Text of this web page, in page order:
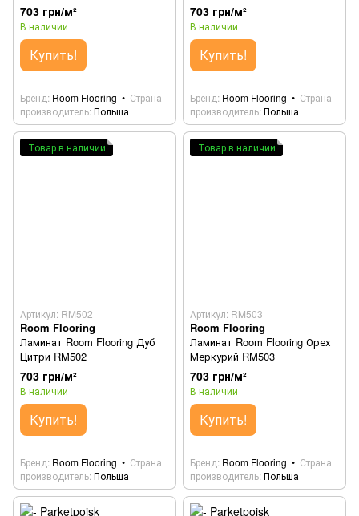
703 грн/м²
В наличии
Купить!
Бренд Room Flooring
Страна
производитель Польша
703 грн/м²
В наличии
Купить!
Бренд Room Flooring
Страна
производитель Польша
Товар в наличии
Артикул: RM502
Room Flooring
Ламинат Room Flooring Дуб
Цитри RM502
703 грн/м²
В наличии
Купить!
Бренд Room Flooring
Страна
производитель Польша
Товар в наличии
Артикул: RM503
Room Flooring
Ламинат Room Flooring Орех
Меркурий RM503
703 грн/м²
В наличии
Купить!
Бренд Room Flooring
Страна
производитель Польша